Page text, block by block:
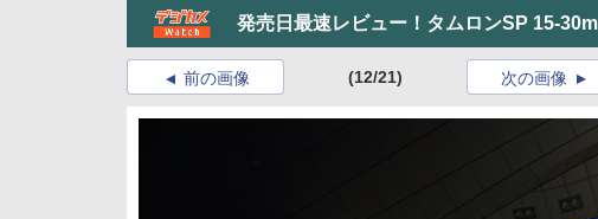
発売日最速レビュー！タムロンSP 15-
前の画像 (12/21) 次の画像